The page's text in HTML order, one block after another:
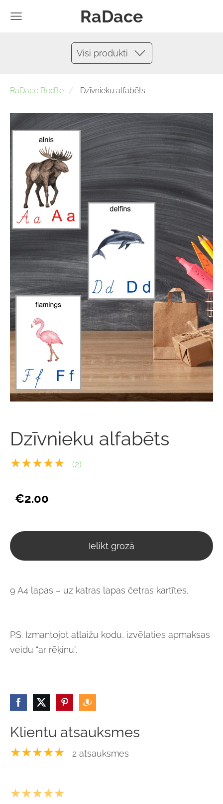
RaDace
Visi produkti
RaDace Bodīte Dzīvnieku alfabēts
Dzīvnieku alfabēts
★★★★★ (2)
€2.00
Ielikt grozā
9 A4 lapas – uz katras lapas četras kartītes.
P.S. Izmantojot atlaižu kodu, izvēlaties apmaksas
veidu “ar rēķinu”.
Klientu atsauksmes
★★★★★ 2 atsauksmes
★★★★★